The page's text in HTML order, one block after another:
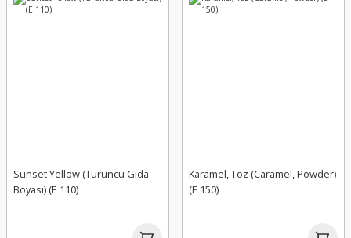
Sunset Yellow (Turuncu Gıda
Boyası) (E 110)
Karamel, Toz (Caramel, Powder)
(E 150)